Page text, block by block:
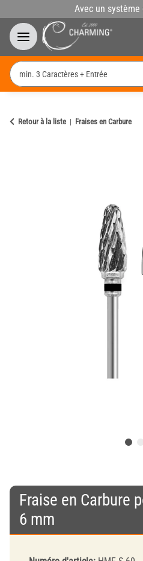
Avec un
Retour à la liste Fraises en Carbure
Fraise en Carbure
6 mm